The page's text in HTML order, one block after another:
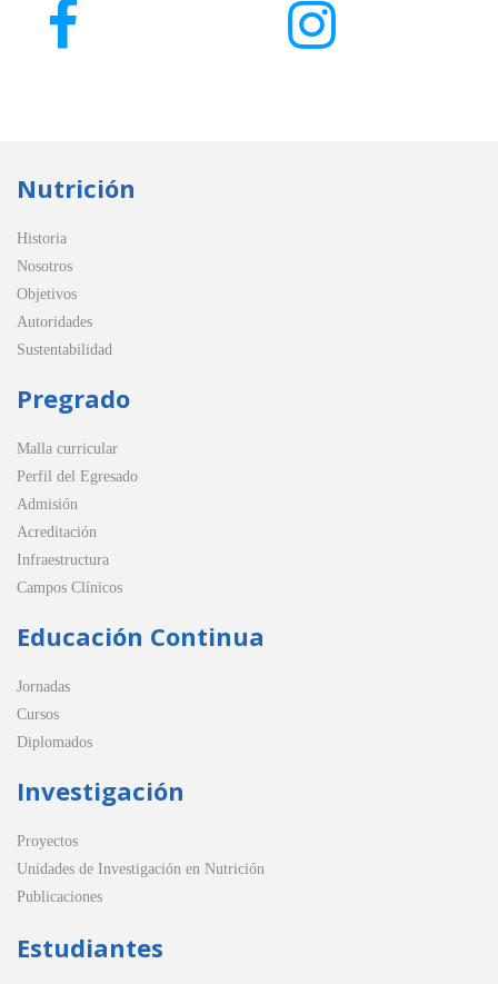
Nutrición
Historia
Nosotros
Objetivos
Autoridades
Sustentabilidad
Pregrado
Malla curricular
Perfil del Egresado
Admisión
Acreditación
Infraestructura
Campos Clínicos
Educación Continua
Jornadas
Cursos
Diplomados
Investigación
Proyectos
Unidades de Investigación en Nutrición
Publicaciones
Estudiantes